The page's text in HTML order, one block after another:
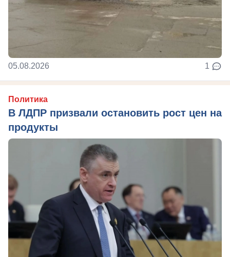
05.08.2026 1
Политика
В ЛДПР призвали остановить рост цен на
продукты